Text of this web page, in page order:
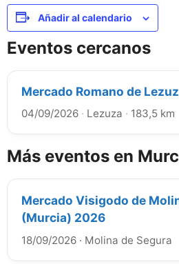
Añadir al calendario
Eventos cercanos
Mercado Romano de
04/09/2026 · Lezuza · 183,5 km
Más eventos en
Mercado Visigodo de
(Murcia) 2026
18/09/2026 · Molina de Segura